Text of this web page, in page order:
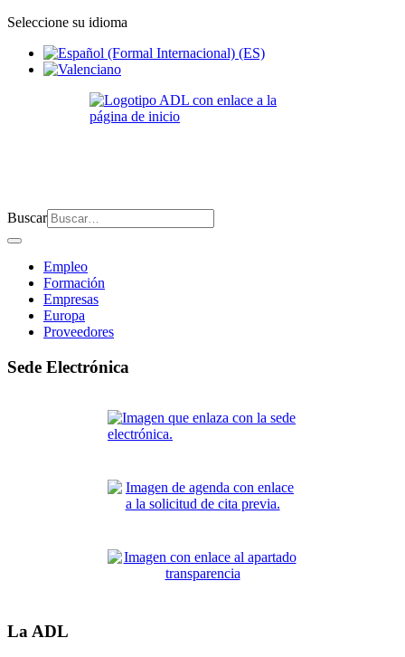
Seleccione su idioma
Buscar
Empleo
Formación
Empresas
Europa
Proveedores
Sede Electrónica
La ADL